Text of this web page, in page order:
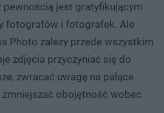
pewnością jest gratyfikującym
fotografów i fotografek. Ale
Photo zależy przede wszystkim
zdjęcia przyczyniać się do
zwracać uwagę na palące
zmniejszać obojętność wobec